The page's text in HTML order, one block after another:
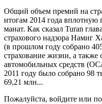
Общий объем премий на
итогам 2014 года вплотную
манат. Как сказал Turan
страхового надзора Намиг
(в прошлом году собрано
страхование жизни, а также
автомобильных средств
2011 году было собрано 98
69,21 млн...
Пожалуйста, войдите или